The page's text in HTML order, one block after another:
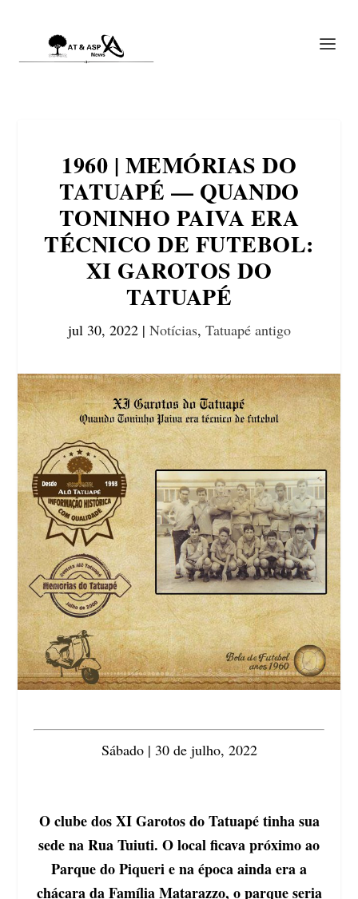
1960 | MEMÓRIAS DO
TATUAPÉ — QUANDO
TONINHO PAIVA ERA
TÉCNICO DE FUTEBOL:
XI GAROTOS DO
TATUAPÉ
jul 30, 2022| Notícias, Tatuapé antigo
Sábado | 30 de julho, 2022
O clube dos XI Garotos do Tatuapé tinha sua
sede na Rua Tuiuti. O local ficava próximo ao
Parque do Piqueri e na época ainda era a
chácara da Família Matarazzo, o parque seria